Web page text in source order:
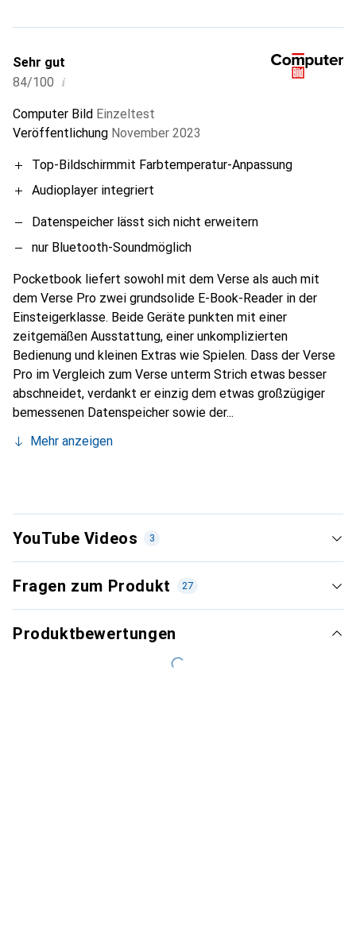
Sehr gut
84/100 i
Computer Bild Einzeltest
Veröffentlichung November 2023
Top-Bildschirmmit Farbtemperatur-Anpassung
Audioplayer integriert
Datenspeicher lässt sich nicht erweitern
nur Bluetooth-Soundmöglich
Pocketbook liefert sowohl mit dem Verse als auch mit
dem Verse Pro zwei grundsolide E-Book-Reader in der
Einsteigerklasse. Beide Geräte punkten mit einer
zeitgemäßen Ausstattung, einer unkomplizierten
Bedienung und kleinen Extras wie Spielen. Dass der Verse
Pro im Vergleich zum Verse unterm Strich etwas besser
abschneidet, verdankt er einzig dem etwas großzügiger
bemessenen Datenspeicher sowie der...
Mehr anzeigen
YouTube Videos 3
Fragen zum Produkt 27
Produktbewertungen